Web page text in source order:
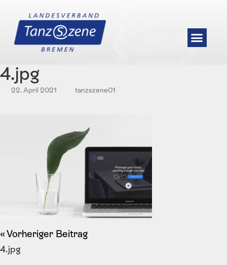
4.jpg
22. April 2021 tanzszene01
Vorheriger Beitrag
4.jpg